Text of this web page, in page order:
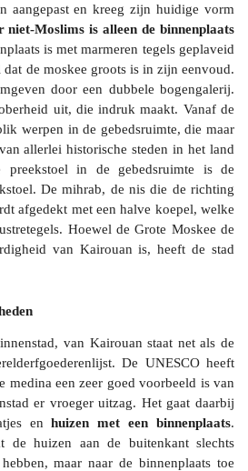
aangepast en kreeg zijn huidige vorm
niet-Moslims is alleen de binnenplaats
is met marmeren tegels geplaveid
de moskee groots is in zijn eenvoud.
door een dubbele bogengalerij.
uit, die indruk maakt. Vanaf de
werpen in de gebedsruimte, die maar
allerlei historische steden in het land
preekstoel in de gebedsruimte is de
De mihrab, de nis die de richting
afgedekt met een halve koepel, welke
Hoewel de Grote Moskee de
van Kairouan is, heeft de stad
van Kairouan staat net als de
De UNESCO heeft
medina een zeer goed voorbeeld is van
er vroeger uitzag. Het gaat daarbij
en huizen met een binnenplaats.
de huizen aan de buitenkant slechts
maar naar de binnenplaats toe